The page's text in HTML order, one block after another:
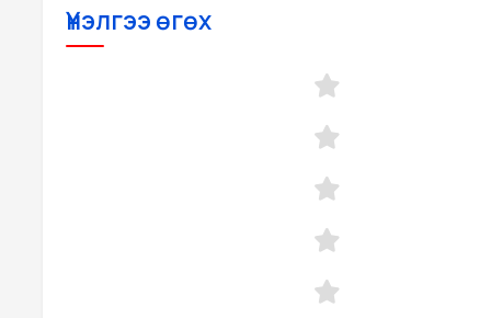
Үнэлгээ өгөх